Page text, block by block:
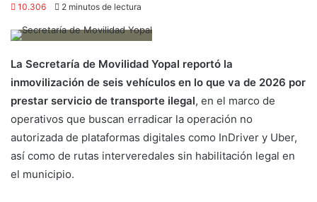
10.306 2 minutos de lectura
La Secretaría de Movilidad Yopal reportó la
inmovilización de seis vehículos en lo que va de 2026 por
prestar servicio de transporte ilegal, en el marco de
operativos que buscan erradicar la operación no
autorizada de plataformas digitales como InDriver y Uber,
así como de rutas interveredales sin habilitación legal en
el municipio.